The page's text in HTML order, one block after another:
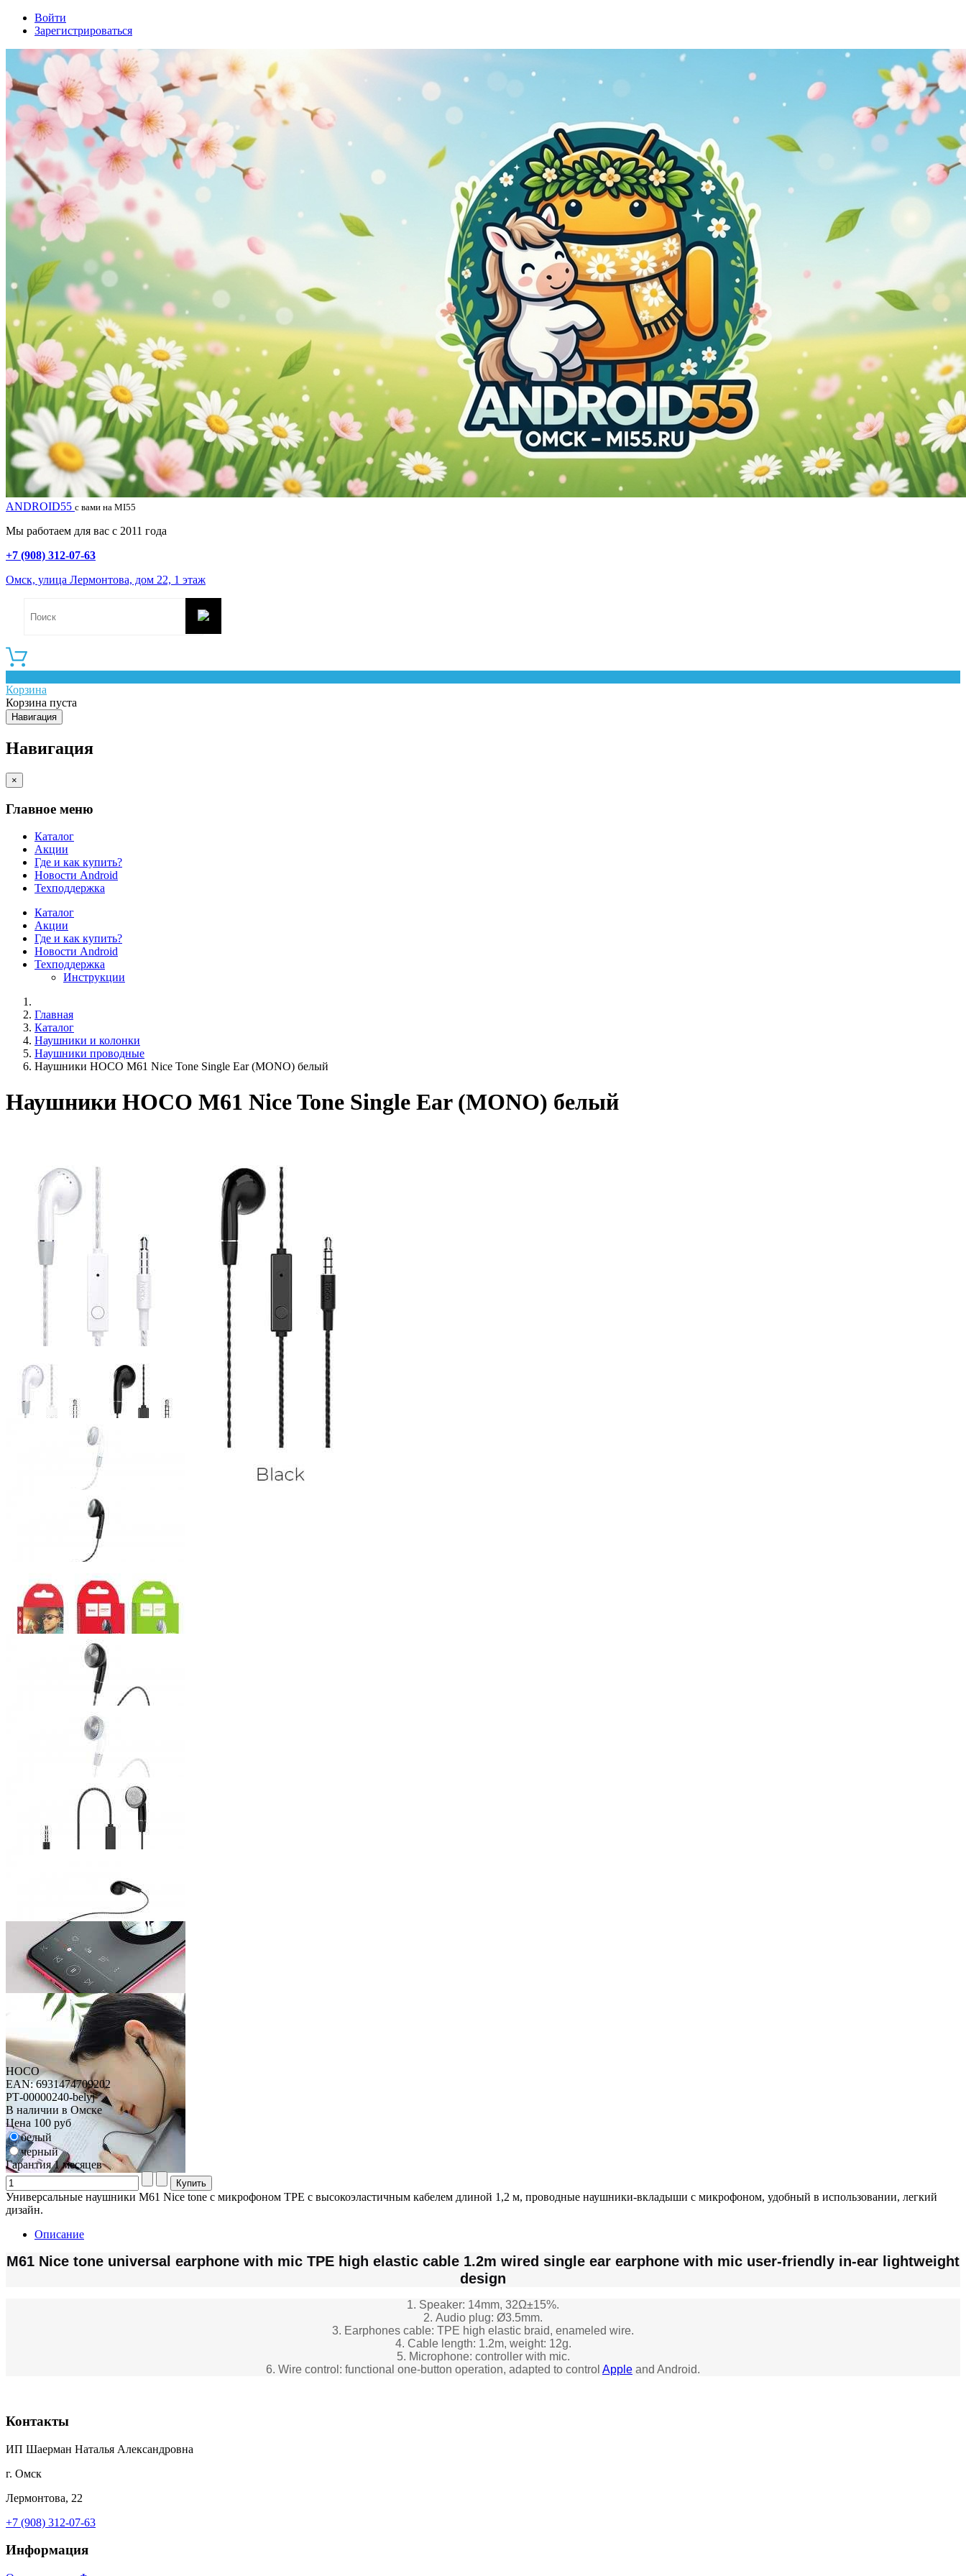
Войти
Зарегистрироваться
ANDROID55 с вами на MI55
Мы работаем для вас с 2011 года
+7 (908) 312-07-63
Омск, улица Лермонтова, дом 22, 1 этаж
Корзина
Корзина пуста
Навигация
Навигация
×
Главное меню
Каталог
Акции
Где и как купить?
Новости Android
Техподдержка
Каталог
Акции
Где и как купить?
Новости Android
Техподдержка
Инструкции
Главная
Каталог
Наушники и колонки
Наушники проводные
Наушники HOCO M61 Nice Tone Single Ear (MONO) белый
Наушники HOCO M61 Nice Tone Single Ear (MONO) белый
HOCO
EAN: 6931474709202
РТ-00000240-belyj
В наличии в Омске
Цена 100 руб
белый
черный
Гарантия 1 месяцев
Универсальные наушники M61 Nice tone с микрофоном TPE с высокоэластичным кабелем длиной 1,2 м, проводные наушники-вкладыши с микрофоном, удобный в использовании, легкий
дизайн.
Описание
M61 Nice tone universal earphone with mic TPE high elastic cable 1.2m wired single ear earphone with mic user-friendly in-ear lightweight
design
1. Speaker: 14mm, 32Ω±15%.
2. Audio plug: Ø3.5mm.
3. Earphones cable: TPE high elastic braid, enameled wire.
4. Cable length: 1.2m, weight: 12g.
5. Microphone: controller with mic.
6. Wire control: functional one-button operation, adapted to control Apple and Android.
Контакты
ИП Шаерман Наталья Александровна
г. Омск
Лермонтова, 22
+7 (908) 312-07-63
Информация